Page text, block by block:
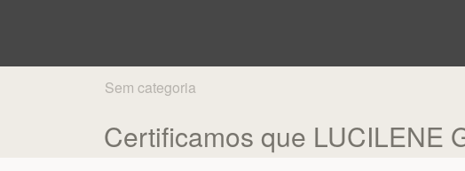
Sem categoria
Certificamos que LUCILENE